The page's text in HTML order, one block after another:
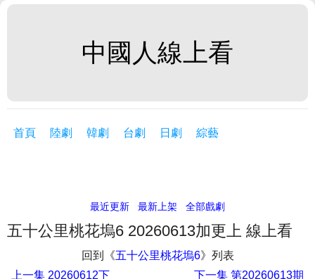
中國人線上看
首頁 陸劇 韓劇 台劇 日劇 綜藝
最近更新 最新上架 全部戲劇
五十公里桃花塢6 20260613加更上 線上看
回到《五十公里桃花塢6》列表
上一集 20260612下 下一集第20260613期